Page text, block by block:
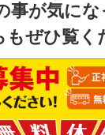
事が気にな
もぜひ覧く